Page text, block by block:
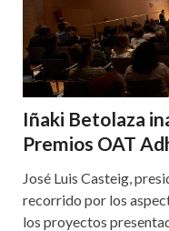
Iñaki Betolaza
Premios OAT
José Luis Casteig,
recorrido por los
los proyectos